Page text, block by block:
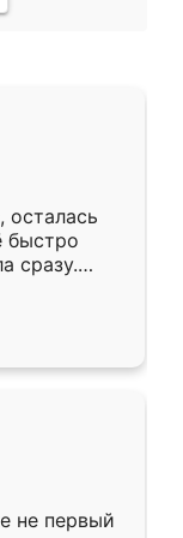
осталась
быстро
сразу.
к
Собрали
даже
не первый